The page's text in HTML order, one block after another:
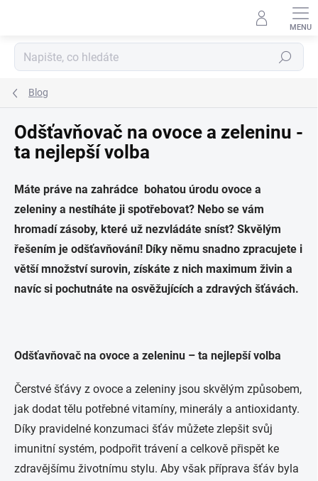
Hledat
Blog
Odšťavňovač na ovoce a zeleninu -
ta nejlepší volba
Máte práve na zahrádce bohatou úrodu ovoce a
zeleniny a nestíháte ji spotřebovat? Nebo se vám
hromadí zásoby, které už nezvládáte sníst? Skvělým
řešením je odšťavňování! Díky němu snadno zpracujete i
větší množství surovin, získáte z nich maximum živin a
navíc si pochutnáte na osvěžujících a zdravých šťávách.
Odšťavňovač na ovoce a zeleninu – ta nejlepší volba
Čerstvé šťávy z ovoce a zeleniny jsou skvělým způsobem,
jak dodat tělu potřebné vitamíny, minerály a antioxidanty.
Díky pravidelné konzumaci šťáv můžete zlepšit svůj
imunitní systém, podpořit trávení a celkově přispět ke
zdravějšímu životnímu stylu. Aby však příprava šťáv byla